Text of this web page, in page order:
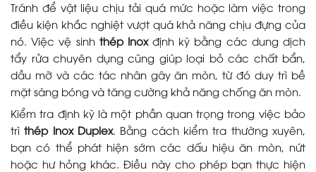
Tránh để vật liệu chịu tải quá mức hoặc làm việc trong
điều kiện khắc nghiệt vượt quá khả năng chịu đựng của
nó. Việc vệ sinh thép Inoxđịnh kỳ bằng các dung dịch
tẩy rửa chuyên dụng cũng giúp loại bỏ các chất bẩn,
dầu mỡ và các tác nhân gây ăn mòn, từ đó duy trì bề
mặt sáng bóng và tăng cường khả năng chống ăn mòn.
Kiểm tra định kỳ là một phần quan trọng trong việc bảo
trìthép Inox Duplex. Bằng cách kiểm tra thường xuyên,
bạn có thể phát hiện sớm các dấu hiệu ăn mòn, nứt
hoặc hư hỏng khác. Điều này cho phép bạn thực hiện